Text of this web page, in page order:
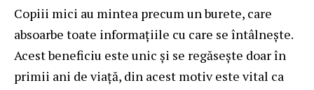
Copiii mici au mintea precum un burete, care
absoarbe toate informațiile cu care se întâlnește.
Acest beneficiu este unic și se regăsește doar în
primii ani de viață, din acest motiv este vital ca